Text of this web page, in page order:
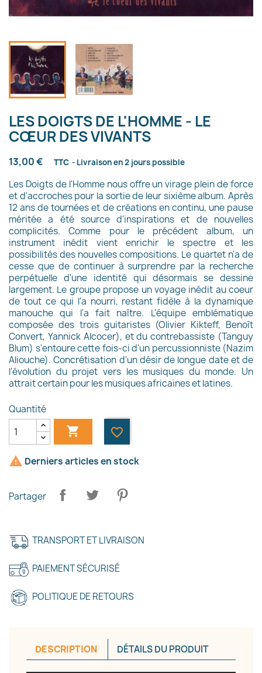
LES DOIGTS DE L'HOMME - LE
CŒUR DES VIVANTS
13,00 € TTC Livraison en 2 jours possible
Les Doigts de l'Homme nous offre un virage plein de force
et d'accroches pour la sortie de leur sixième album. Après
12 ans de tournées et de créations en continu, une pause
méritée a été source d'inspirations et de nouvelles
complicités. Comme pour le précédent album, un
instrument inédit vient enrichir le spectre et les
possibilités des nouvelles compositions. Le quartet n'a de
cesse que de continuer à surprendre par la recherche
perpétuelle d'une identité qui désormais se dessine
largement. Le groupe propose un voyage inédit au coeur
de tout ce qui l'a nourri, restant fidèle à la dynamique
manouche qui l'a fait naître. L'équipe emblématique
composée des trois guitaristes (Olivier Kikteff, Benoît
Convert, Yannick Alcocer), et du contrebassiste (Tanguy
Blum) s'entoure cette fois-ci d'un percussionniste (Nazim
Aliouche). Concrétisation d'un désir de longue date et de
l'évolution du projet vers les musiques du monde. Un
attrait certain pour les musiques africaines et latines.
Quantité
 favorite_border
 Derniers articles en stock
Partager
TRANSPORT ET LIVRAISON
PAIEMENT SÉCURISÉ
POLITIQUE DE RETOURS
DESCRIPTION DÉTAILS DU PRODUIT
Créer une liste d'envies
Nom de la liste d'envies
Annuler Créer une liste d'envies